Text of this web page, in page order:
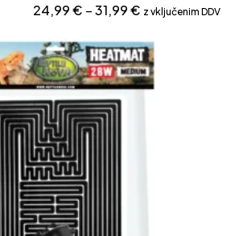
24,99€ – 31,99€ Cenovni
od
24,99 €
do
z vključenim DDV